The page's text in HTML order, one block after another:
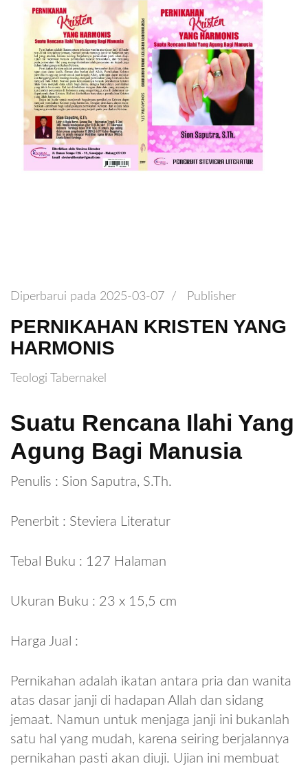
Diperbarui pada 2025-03-07 / Publisher
PERNIKAHAN KRISTEN YANG
HARMONIS
Teologi Tabernakel
Suatu Rencana Ilahi Yang
Agung Bagi Manusia
Penulis : Sion Saputra, S.Th.
Penerbit : Steviera Literatur
Tebal Buku : 127 Halaman
Ukuran Buku : 23 x 15,5 cm
Harga Jual :
Pernikahan adalah ikatan antara pria dan wanita
atas dasar janji di hadapan Allah dan sidang
jemaat. Namun untuk menjaga janji ini bukanlah
satu hal yang mudah, karena seiring berjalannya
pernikahan pasti akan diuji. Ujian ini membuat